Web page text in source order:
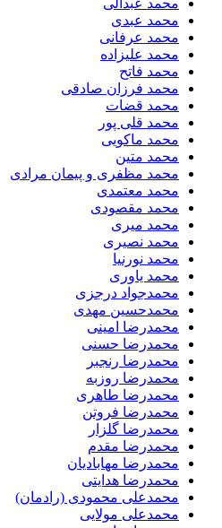
محمد عبدالی
محمد عبدی
محمد عرفانی
محمد علیزاده
محمد فاتح
محمد فرزان صادقی
محمد قضات
محمد قلی پور
محمد ماکویی
محمد متین
محمد مظفری و پیمان مرادی
محمد معتمدی
محمد مقصودی
محمد میری
محمد نصیری
محمد نورنیا
محمد یاوری
محمدجواد درجزی
محمدحسین مهدی
محمدرضا امینی
محمدرضا حسنی
محمدرضا رنجبر
محمدرضا روزبه
محمدرضا طاهری
محمدرضا فروتن
محمدرضا گلزار
محمدرضا مقدم
محمدرضا مهابادیان
محمدرضا هدایتی
محمدعلی محمودی (رادمان)
محمدعلی مولایی